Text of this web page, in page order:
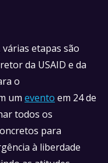
etapas são
da USAID e da
o
um evento em 24 de
todos os
para
à liberdade